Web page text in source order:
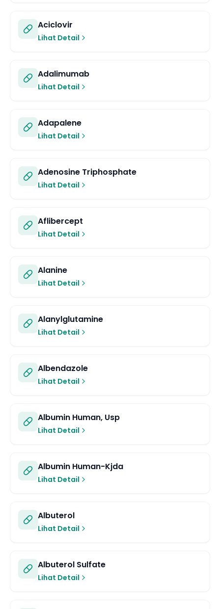
Aciclovir
Lihat Detail
Adalimumab
Lihat Detail
Adapalene
Lihat Detail
Adenosine Triphosphate
Lihat Detail
Aflibercept
Lihat Detail
Alanine
Lihat Detail
Alanylglutamine
Lihat Detail
Albendazole
Lihat Detail
Albumin Human, Usp
Lihat Detail
Albumin Human-Kjda
Lihat Detail
Albuterol
Lihat Detail
Albuterol Sulfate
Lihat Detail